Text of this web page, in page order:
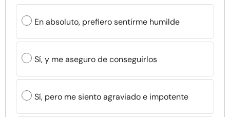
En absoluto, prefiero sentirme humilde
Sí, y me aseguro de conseguirlos
Sí, pero me siento agraviado e impotente